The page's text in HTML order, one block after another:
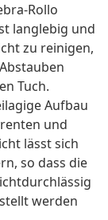
Rollo
langlebig und
zu reinigen,
Tuch.
Aufbau
und
lässt sich
so dass die
werden